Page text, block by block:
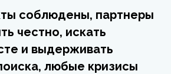
соблюдены, партнеры
честно, искать
и выдерживать
любые кризисы